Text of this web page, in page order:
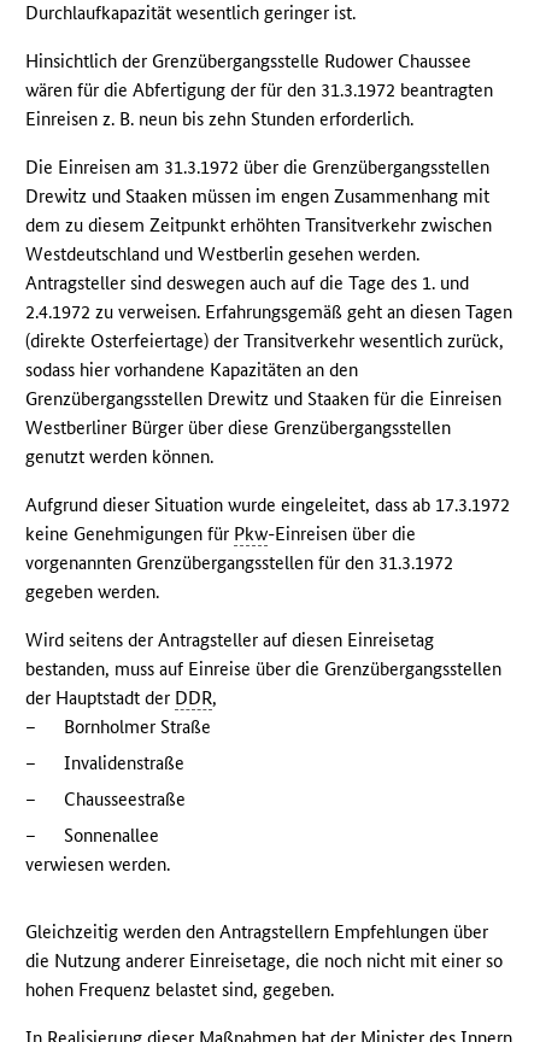
Durchlaufkapazität wesentlich geringer ist.
Hinsichtlich der Grenzübergangsstelle Rudower Chaussee
wären für die Abfertigung der für den 31.3.1972 beantragten
Einreisen z. B. neun bis zehn Stunden erforderlich.
Die Einreisen am 31.3.1972 über die Grenzübergangsstellen
Drewitz und Staaken müssen im engen Zusammenhang mit
dem zu diesem Zeitpunkt erhöhten Transitverkehr zwischen
Westdeutschland und Westberlin gesehen werden.
Antragsteller sind deswegen auch auf die Tage des 1. und
2.4.1972 zu verweisen. Erfahrungsgemäß geht an diesen Tagen
(direkte Osterfeiertage) der Transitverkehr wesentlich zurück,
sodass hier vorhandene Kapazitäten an den
Grenzübergangsstellen Drewitz und Staaken für die Einreisen
Westberliner Bürger über diese Grenzübergangsstellen
genutzt werden können.
Aufgrund dieser Situation wurde eingeleitet, dass ab 17.3.1972
keine Genehmigungen für Pkw-Einreisen über die
vorgenannten Grenzübergangsstellen für den 31.3.1972
gegeben werden.
Wird seitens der Antragsteller auf diesen Einreisetag
bestanden, muss auf Einreise über die Grenzübergangsstellen
der Hauptstadt der DDR,
–
Bornholmer Straße
–
Invalidenstraße
–
Chausseestraße
–
Sonnenallee
verwiesen werden.
Gleichzeitig werden den Antragstellern Empfehlungen über
die Nutzung anderer Einreisetage, die noch nicht mit einer so
hohen Frequenz belastet sind, gegeben.